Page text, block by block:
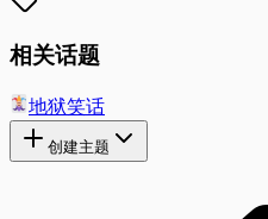
相关话题
地狱笑话
创建主题